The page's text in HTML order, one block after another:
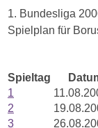
1. Bundesliga
Spielplan für
Spieltag
1
2
3